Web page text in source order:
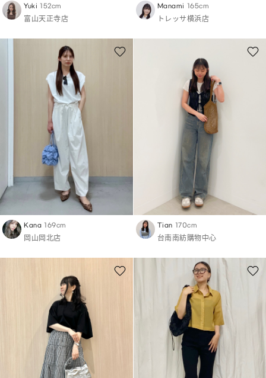
Yuki 152cm
富山天正寺店
Manami 165cm
トレッサ横浜店
Kana 169cm
岡山岡北店
Tian 170cm
台南南紡購物中心